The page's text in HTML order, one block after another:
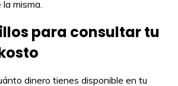
misma.
para consultar tu
dinero tienes disponible en tu